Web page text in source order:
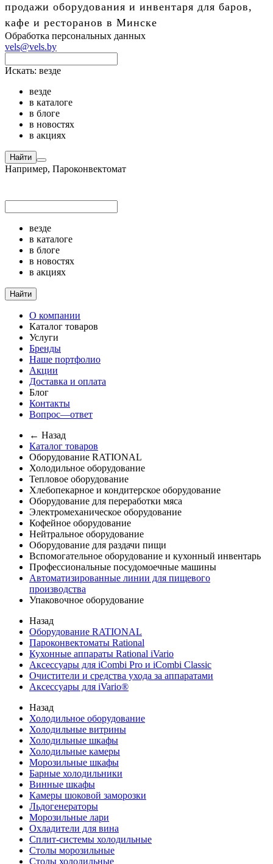
продажи оборудования и инвентаря для баров,
кафе и ресторанов в Минске
Обработка персональных данных
vels@vels.by
Искать: везде
везде
в каталоге
в блоге
в новостях
в акциях
Найти
Например, Пароконвектомат
везде
в каталоге
в блоге
в новостях
в акциях
Найти
О компании
Каталог товаров
Услуги
Бренды
Наше портфолио
Акции
Доставка и оплата
Блог
Контакты
Вопрос—ответ
← Назад
Каталог товаров
Оборудование RATIONAL
Холодильное оборудование
Тепловое оборудование
Хлебопекарное и кондитерское оборудование
Оборудование для переработки мяса
Электромеханическое оборудование
Кофейное оборудование
Нейтральное оборудование
Оборудование для раздачи пищи
Вспомогательное оборудование и кухонный инвентарь
Профессиональные посудомоечные машины
Автоматизированные линии для пищевого
производства
Упаковочное оборудование
Назад
Оборудование RATIONAL
Пароконвектоматы Rational
Кухонные аппараты Rational iVario
Аксессуары для iCombi Pro и iCombi Classic
Очистители и средства ухода за аппаратами
Аксессуары для iVario®
Назад
Холодильное оборудование
Холодильные витрины
Холодильные шкафы
Холодильные камеры
Морозильные шкафы
Барные холодильники
Винные шкафы
Камеры шоковой заморозки
Льдогенераторы
Морозильные лари
Охладители для вина
Сплит-системы холодильные
Столы морозильные
Столы холодильные